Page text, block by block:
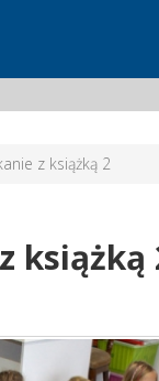
z książką 2
książką